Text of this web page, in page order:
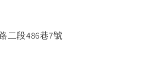
二段486巷7號